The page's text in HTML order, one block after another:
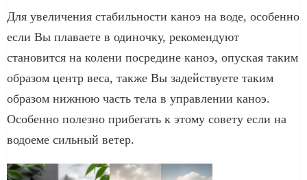
Для увеличения стабильности каноэ на воде, особенно
если Вы плаваете в одиночку, рекомендуют
становится на колени посредине каноэ, опуская таким
образом центр веса, также Вы задействуете таким
образом нижнюю часть тела в управлении каноэ.
Особенно полезно прибегать к этому совету если на
водоеме сильный ветер.